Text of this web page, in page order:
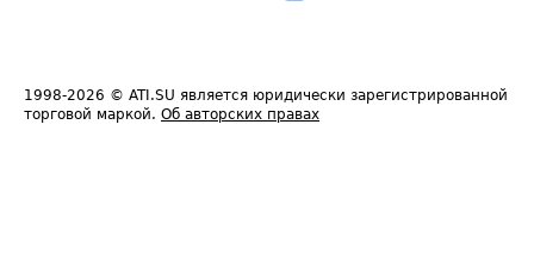
1998-2026 © ATI.SU является юридически зарегистрированной
торговой маркой. Об авторских правах